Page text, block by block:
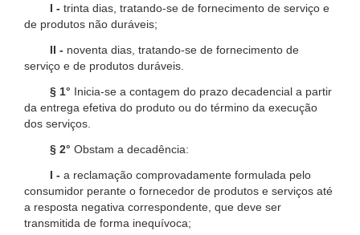
I - trinta dias, tratando-se de fornecimento de serviço e
de produtos não duráveis;
II - noventa dias, tratando-se de fornecimento de
serviço e de produtos duráveis.
§ 1° Inicia-se a contagem do prazo decadencial a partir
da entrega efetiva do produto ou do término da execução
dos serviços.
§ 2° Obstam a decadência:
I - a reclamação comprovadamente formulada pelo
consumidor perante o fornecedor de produtos e serviços até
a resposta negativa correspondente, que deve ser
transmitida de forma inequívoca;